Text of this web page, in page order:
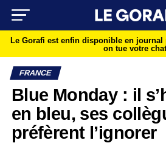
Le Gorafi est enfin disponible en journal
on tue votre
FRANCE
Blue Monday : il
en bleu, ses
préfèrent l’ignorer